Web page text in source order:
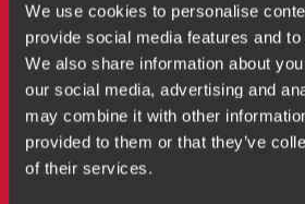
We use cookies to personalise
provide social media features and
We also share information about
our social media, advertising and
may combine it with other
provided to them or that they’ve
of their services.
Delovno - pravno področje
Svetovalci v davčnem oddelku
Preventivni davčni in skrbni